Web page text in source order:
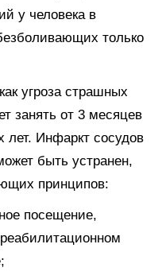
у человека в
только
угроза страшных
занять от 3 месяцев
лет. Инфаркт сосудов
быть устранен,
принципов:
посещение,